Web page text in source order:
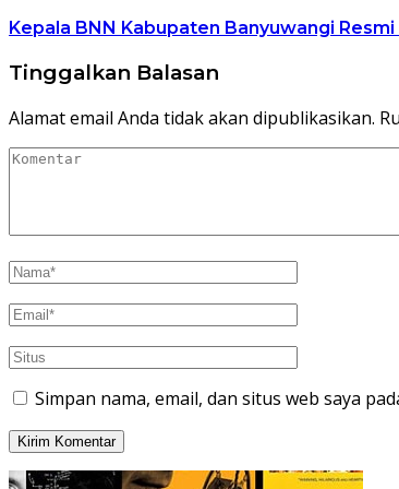
Kepala BNN Kabupaten Banyuwangi
Tinggalkan Balasan
Alamat email Anda tidak akan dipublikasikan.
Simpan nama, email, dan situs web saya